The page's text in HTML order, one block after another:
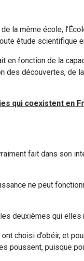
la même école,
étude scientifique
en fonction de la
des découvertes, de
qui coexistent en
fait dans son
ne peut
deuxièmes qui
choisi d’obéir, et
poussent, puisque